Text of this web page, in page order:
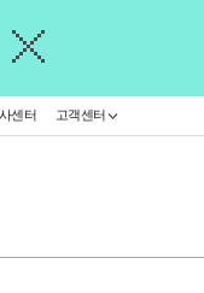
센터 고객센터